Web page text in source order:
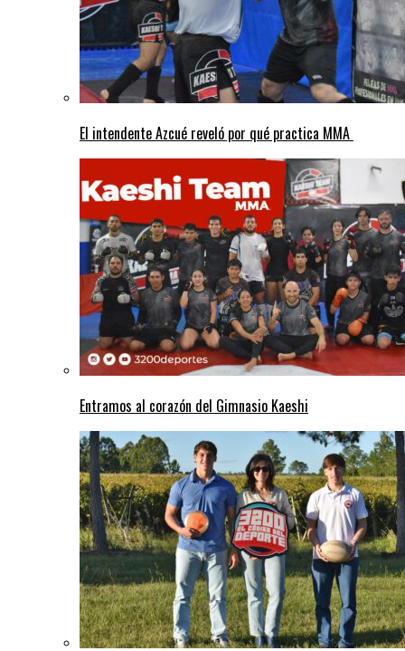
El intendente Azcué reveló por qué practica MMA
Entramos al corazón del Gimnasio Kaeshi